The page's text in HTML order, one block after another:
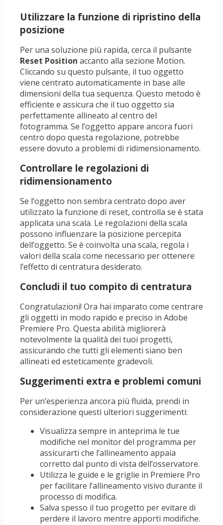
Utilizzare la funzione di ripristino della
posizione
Per una soluzione più rapida, cerca il pulsante
Reset Position accanto alla sezione Motion.
Cliccando su questo pulsante, il tuo oggetto
viene centrato automaticamente in base alle
dimensioni della tua sequenza. Questo metodo è
efficiente e assicura che il tuo oggetto sia
perfettamente allineato al centro del
fotogramma. Se l’oggetto appare ancora fuori
centro dopo questa regolazione, potrebbe
essere dovuto a problemi di ridimensionamento.
Controllare le regolazioni di
ridimensionamento
Se l’oggetto non sembra centrato dopo aver
utilizzato la funzione di reset, controlla se è stata
applicata una scala. Le regolazioni della scala
possono influenzare la posizione percepita
dell’oggetto. Se è coinvolta una scala, regola i
valori della scala come necessario per ottenere
l’effetto di centratura desiderato.
Concludi il tuo compito di centratura
Congratulazioni! Ora hai imparato come centrare
gli oggetti in modo rapido e preciso in Adobe
Premiere Pro. Questa abilità migliorerà
notevolmente la qualità dei tuoi progetti,
assicurando che tutti gli elementi siano ben
allineati ed esteticamente gradevoli.
Suggerimenti extra e problemi comuni
Per un’esperienza ancora più fluida, prendi in
considerazione questi ulteriori suggerimenti:
Visualizza sempre in anteprima le tue
modifiche nel monitor del programma per
assicurarti che l’allineamento appaia
corretto dal punto di vista dell’osservatore.
Utilizza le guide e le griglie in Premiere Pro
per facilitare l’allineamento visivo durante il
processo di modifica.
Salva spesso il tuo progetto per evitare di
perdere il lavoro mentre apporti modifiche.